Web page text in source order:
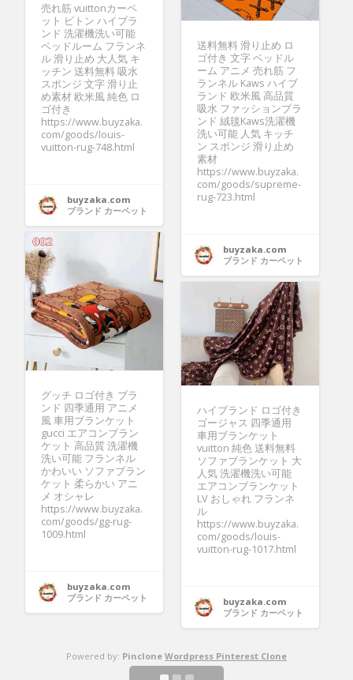
売れ筋 vuittonカーペ
ット ビトン ハイブラ
ンド 洗濯機洗い可能
ベッドルーム フランネ
ル 滑り止め 大人気 キ
ッチン 送料無料 吸水
スポンジ 文字 滑り止
め素材 欧米風 純色 ロ
ゴ付き
https://www.buyzaka.
com/goods/louis-
vuitton-rug-748.html
buyzaka.com
ブランド カーペット
送料無料 滑り止め ロ
ゴ付き 文字 ベッドル
ーム アニメ 売れ筋 フ
ランネル Kaws ハイブ
ランド 欧米風 高品質
吸水 ファッションブラ
ンド 絨毯Kaws洗濯機
洗い可能 人気 キッチ
ン スポンジ 滑り止め
素材
https://www.buyzaka.
com/goods/supreme-
rug-723.html
buyzaka.com
ブランド カーペット
グッチ ロゴ付き ブラ
ンド 四季通用 アニメ
風 車用ブランケット
gucci エアコンブラン
ケット 高品質 洗濯機
洗い可能 フランネル
かわいい ソファブラン
ケット 柔らかい アニ
メ オシャレ
https://www.buyzaka.
com/goods/gg-rug-
1009.html
buyzaka.com
ブランド カーペット
ハイブランド ロゴ付き
ゴージャス 四季通用
車用ブランケット
vuitton 純色 送料無料
ソファブランケット 大
人気 洗濯機洗い可能
エアコンブランケット
LV おしゃれ フランネ
ル
https://www.buyzaka.
com/goods/louis-
vuitton-rug-1017.html
buyzaka.com
ブランド カーペット
Powered by: Pinclone Wordpress Pinterest Clone